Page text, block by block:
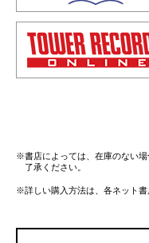
※書店によっては、在庫のない
了承ください。
※詳しい購入方法は、各ネット書